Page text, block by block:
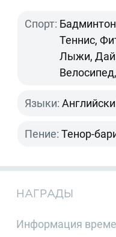
Спорт:
Теннис,
Лыжи,
Языки:
Пение: Тенор-
НАГРАДЫ
Информация